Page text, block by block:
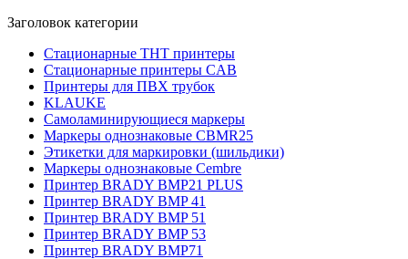
Заголовок категории
Стационарные THT принтеры
Стационарные принтеры CAB
Принтеры для ПВХ трубок
KLAUKE
Самоламинирующиеся маркеры
Маркеры однознаковые CBMR25
Этикетки для маркировки (шильдики)
Маркеры однознаковые Cembre
Принтер BRADY BMP21 PLUS
Принтер BRADY BMP 41
Принтер BRADY BMP 51
Принтер BRADY BMP 53
Принтер BRADY BMP71